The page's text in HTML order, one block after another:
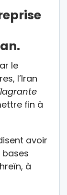
le
l’Iran
fin à
avoir
à